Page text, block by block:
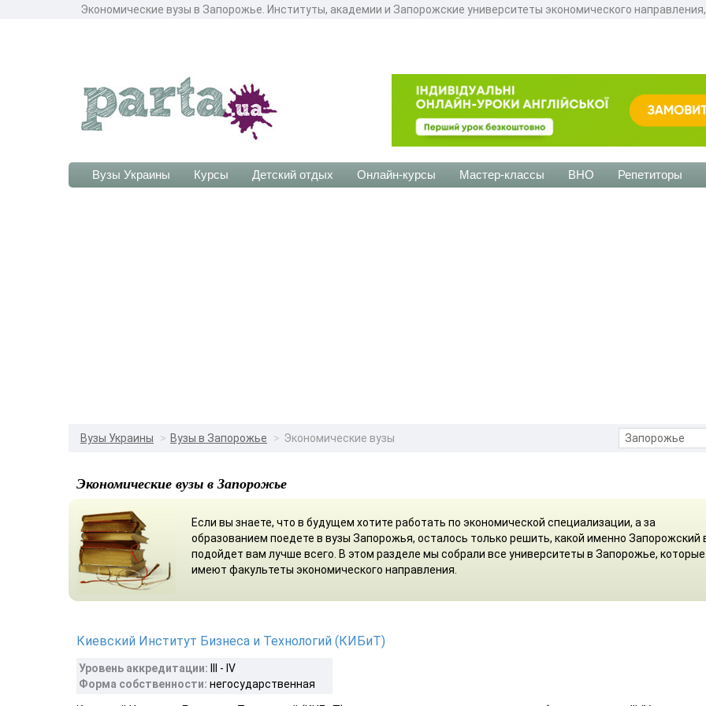
Экономические вузы в Запорожье. Институты, академии и Запорожские университеты экономического
Вузы Украины Курсы Детский отдых Онлайн-курсы Мастер-классы ВНО Репетиторы
Вузы Украины Вузы в Запорожье Экономические вузы
Экономические вузы в Запорожье
Если вы знаете, что в будущем хотите работать по экономической специализации, а за
образованием поедете в вузы Запорожья, осталось только решить, какой именно Запорожский
подойдет вам лучше всего. В этом разделе мы собрали все университеты в Запорожье, которые
имеют факультеты экономического направления.
Киевский Институт Бизнеса и Технологий (КИБиТ)
Уровень аккредитации: III - IV
Форма собственности: негосударственная